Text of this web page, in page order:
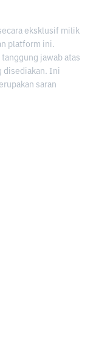
eksklusif milik
platform ini.
jawab atas
disediakan. Ini
saran